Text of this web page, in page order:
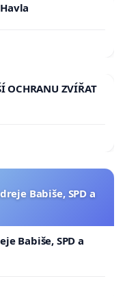
OCHRANU ZVÍŘAT
Babiše, SPD a
Babiše, SPD a